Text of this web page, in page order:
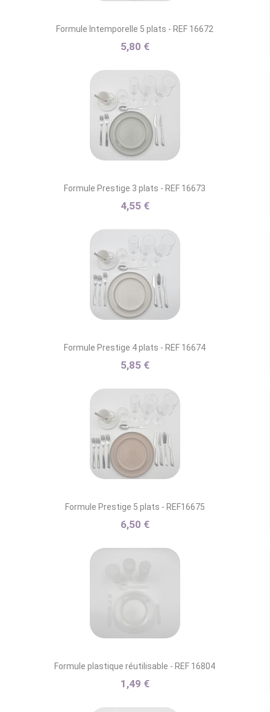
Formule Intemporelle 5 plats - REF 16672
5,80 €
Formule Prestige 3 plats - REF 16673
4,55 €
Formule Prestige 4 plats - REF 16674
5,85 €
Formule Prestige 5 plats - REF16675
6,50 €
Formule plastique réutilisable - REF 16804
1,49 €